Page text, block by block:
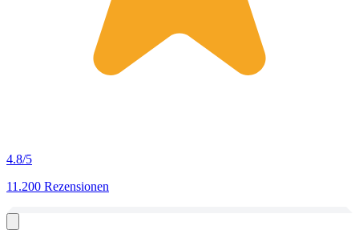
4.8/5
11.200 Rezensionen